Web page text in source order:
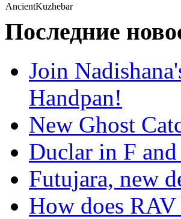
Последние
Join
Handpan!
New Ghost
Duclar in F
Futujara, new
How does